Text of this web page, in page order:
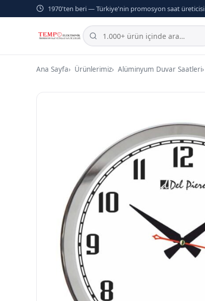
1970'ten beri — Türkiye'nin promosyon saat üreticisi
Ana Sayfa Ürünlerimiz Alüminyum Duvar Saatleri